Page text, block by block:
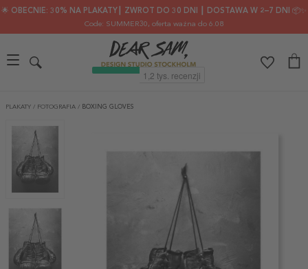
🌟 OBECNIE: 30% NA PLAKATY┃ ZWROT DO 30 DNI ┃ DOSTAWA W 2–7 DNI 📦✨
Code: SUMMER30, oferta ważna do 6.08
PLAKATY / FOTOGRAFIA / BOXING GLOVES